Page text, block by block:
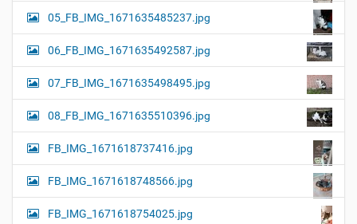
05_FB_IMG_1671635485237.jpg
06_FB_IMG_1671635492587.jpg
07_FB_IMG_1671635498495.jpg
08_FB_IMG_1671635510396.jpg
FB_IMG_1671618737416.jpg
FB_IMG_1671618748566.jpg
FB_IMG_1671618754025.jpg